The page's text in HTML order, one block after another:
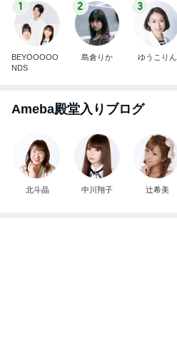
1
BEYOOOOO
NDS
2
島倉りか
3
ゆうこりん
Ameba殿堂入りブログ
北斗晶 中川翔子 辻希美